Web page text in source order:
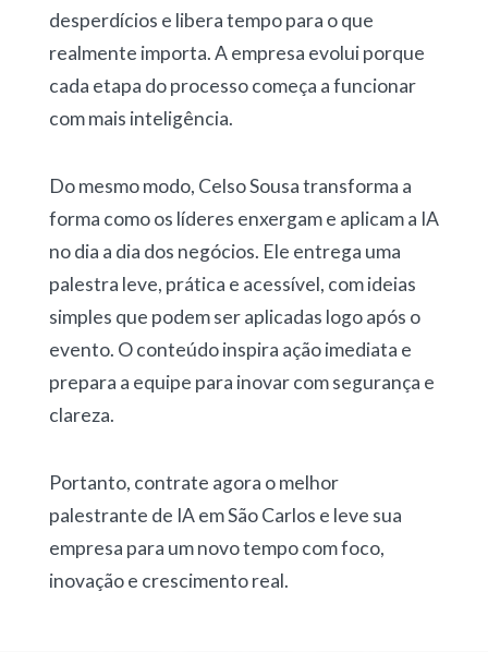
desperdícios e libera tempo para o que
realmente importa. A empresa evolui porque
cada etapa do processo começa a funcionar
com mais inteligência.
Do mesmo modo, Celso Sousa transforma a
forma como os líderes enxergam e aplicam a IA
no dia a dia dos negócios. Ele entrega uma
palestra leve, prática e acessível, com ideias
simples que podem ser aplicadas logo após o
evento. O conteúdo inspira ação imediata e
prepara a equipe para inovar com segurança e
clareza.
Portanto, contrate agora o melhor
palestrante de IA em São Carlos e leve sua
empresa para um novo tempo com foco,
inovação e crescimento real.